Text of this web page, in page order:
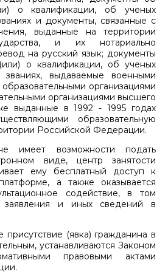
о квалификации, об ученых
и документы, связанные с
выданные на территории
и их нотариально
на русский язык; документы
о квалификации, об ученых
выдаваемые военными
организациями
организациями высшего
выданные в 1992 - 1995 годах
образовательную
Российской Федерации.
имеет возможности подать
виде, центр занятости
ему бесплатный доступ к
а также оказывается
содействие, в том
и иных сведений в
присутствие (явка) гражданина в
устанавливаются Законом
правовыми актами